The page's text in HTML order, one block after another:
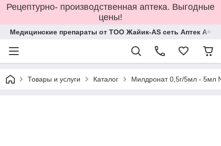
Рецептурно- производственная аптека. Выгодные
цены!
Медицинские препараты от ТОО Жайик-AS сеть Аптек А+
Товары и услуги Каталог Милдронат 0,5г/5мл - 5мл